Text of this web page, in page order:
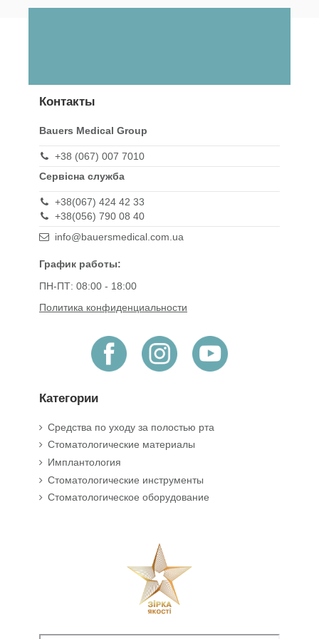
Контакты
Bauers Medical Group
+38 (067) 007 7010
Сервісна служба
+38(067) 424 42 33
+38(056) 790 08 40
info@bauersmedical.com.ua
График работы:
ПН-ПТ: 08:00 - 18:00
Политика конфиденциальности
Категории
Средства по уходу за полостью рта
Стоматологические материалы
Имплантология
Стоматологические инструменты
Стоматологическое оборудование